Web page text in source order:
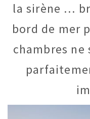
la sirène …
bord de mer
chambres ne